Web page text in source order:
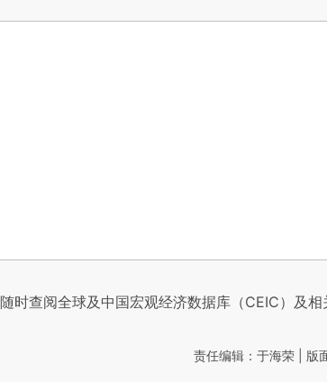
随时查阅全球及中国宏观经济数据库（CEIC）及相
责任编辑：于海荣 | 版